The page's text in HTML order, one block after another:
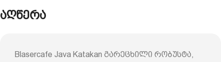
აღწერა
Blasercafe Java Katakan გარეცხილი რობუსტა,